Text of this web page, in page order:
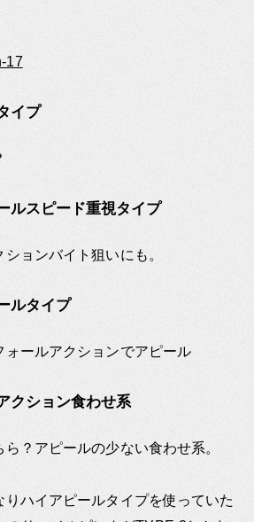
イプ
ルスピード重視タイプ
ョンバイト狙いにも。
ルタイプ
ォールアクションでアピール
クション食わせ系
？アピールの少ない食わせ系。
ハイアピールタイプを使っていた